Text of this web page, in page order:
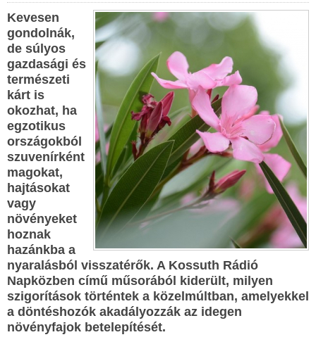
Kevesen
gondolnák,
de súlyos
gazdasági és
természeti
kárt is
okozhat, ha
egzotikus
országokból
szuvenírként
magokat,
hajtásokat
vagy
növényeket
hoznak
hazánkba a
nyaralásból visszatérők. A Kossuth Rádió
Napközben című műsorából kiderült, milyen
szigorítások történtek a közelmúltban, amelyekkel
a döntéshozók akadályozzák az idegen
növényfajok betelepítését.